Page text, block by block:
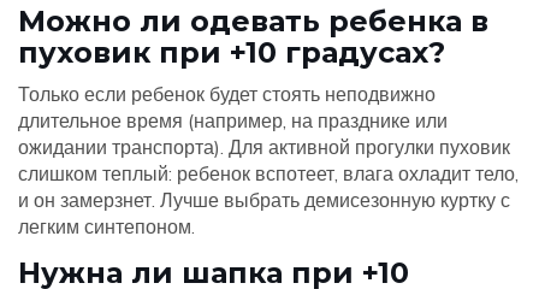
Можно ли одевать ребенка в
пуховик при +10 градусах?
Только если ребенок будет стоять неподвижно
длительное время (например, на празднике или
ожидании транспорта). Для активной прогулки пуховик
слишком теплый: ребенок вспотеет, влага охладит тело,
и он замерзнет. Лучше выбрать демисезонную куртку с
легким синтепоном.
Нужна ли шапка при +10